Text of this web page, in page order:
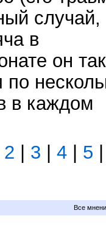
случай,
в
он
по
в каждом
2 | 3 | 4 | 5 |
Все